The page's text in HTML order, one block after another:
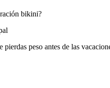
bikini?
peso antes de las